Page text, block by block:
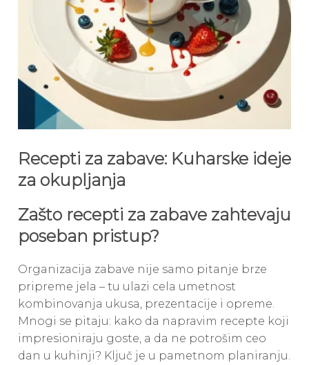
Recepti za zabave: Kuharske ideje
za okupljanja
Zašto recepti za zabave zahtevaju
poseban pristup?
Organizacija zabave nije samo pitanje brze
pripreme jela – tu ulazi cela umetnost
kombinovanja ukusa, prezentacije i opreme.
Mnogi se pitaju: kako da napravim recepte koji
impresioniraju goste, a da ne potrošim ceo
dan u kuhinji? Ključ je u pametnom planiranju.